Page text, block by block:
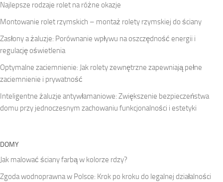
Najlepsze rodzaje rolet na różne okazje
Montowanie rolet rzymskich – montaż rolety rzymskiej do ściany
Zasłony a żaluzje: Porównanie wpływu na oszczędność energii i
regulację oświetlenia
Optymalne zaciemnienie: Jak rolety zewnętrzne zapewniają pełne
zaciemnienie i prywatność
Inteligentne żaluzje antywłamaniowe: Zwiększenie bezpieczeństwa
domu przy jednoczesnym zachowaniu funkcjonalności i estetyki
DOMY
Jak malować ściany farbą w kolorze rdzy?
Zgoda wodnoprawna w Polsce: Krok po kroku do legalnej działalności